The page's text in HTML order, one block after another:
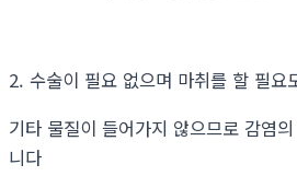
2. 수술이 필요 없으며 마취를 할 필요
기타 물질이 들어가지 않으므로 감염
니다